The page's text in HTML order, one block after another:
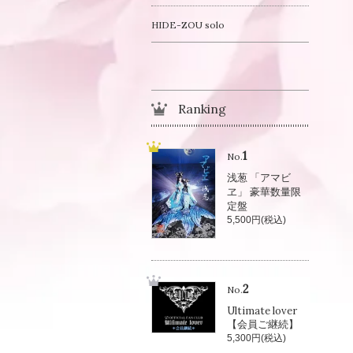
HIDE-ZOU solo
Ranking
No.1
浅葱 「アマビ
ヱ」 豪華数量限
定盤
5,500円(税込)
No.2
Ultimate lover
【会員ご継続】
5,300円(税込)